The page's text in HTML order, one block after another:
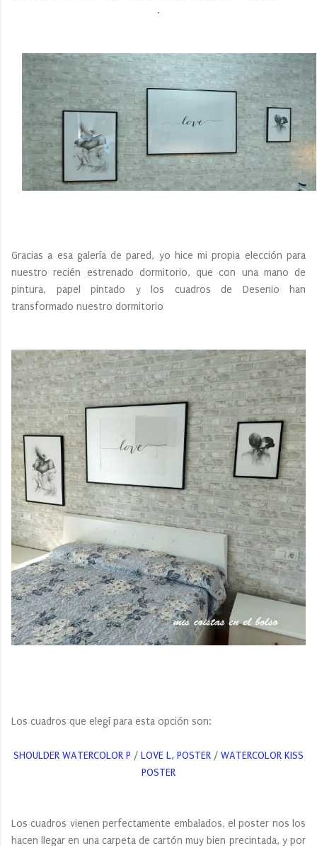
.
Gracias a esa galería de pared, yo hice mi propia elección para
nuestro recién estrenado dormitorio, que con una mano de
pintura, papel pintado y los cuadros de Desenio han
transformado nuestro dormitorio
Los cuadros que elegí para esta opción son:
SHOULDER WATERCOLOR P / LOVE L, POSTER / WATERCOLOR KISS
POSTER
Los cuadros vienen perfectamente embalados, el poster nos los
hacen llegar en una carpeta de cartón muy bien precintada, y por